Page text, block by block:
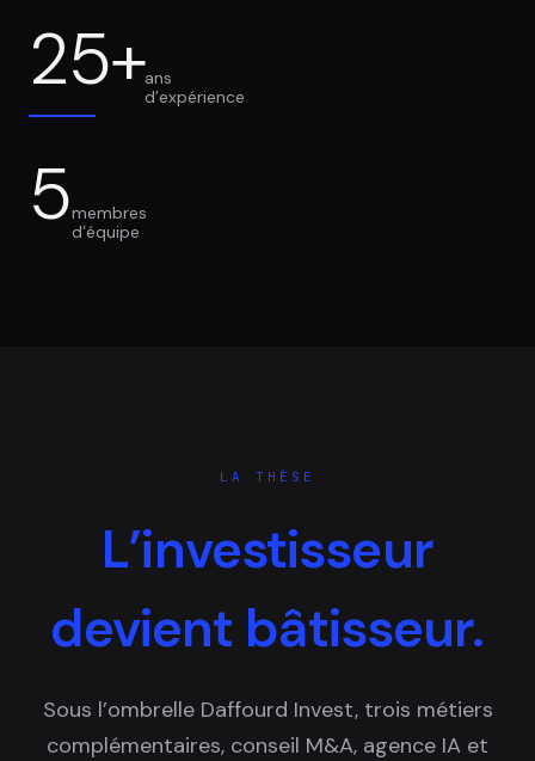
25+ans
d’expérience
5membres
d’équipe
LA THÈSE
L’investisseur
devient bâtisseur.
Sous l’ombrelle Daffourd Invest, trois métiers
complémentaires, conseil M&A, agence IA et